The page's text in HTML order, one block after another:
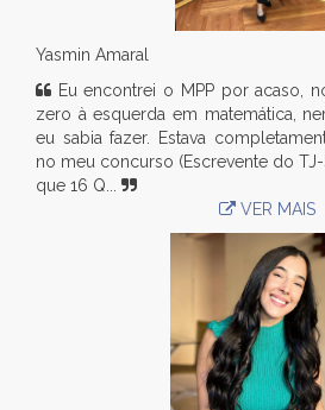
Yasmin Amaral
Eu encontrei o MPP por acaso,
zero à esquerda em matemática,
eu sabia fazer. Estava
no meu concurso (Escrevente do
que 16 Q...
VER MAIS